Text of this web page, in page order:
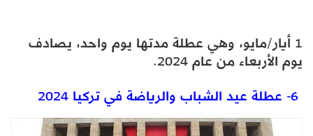
1 أيار/مايو، وهي عطلة مدتها يوم واحد، يصادف
يوم الأربعاء من عام 2024.